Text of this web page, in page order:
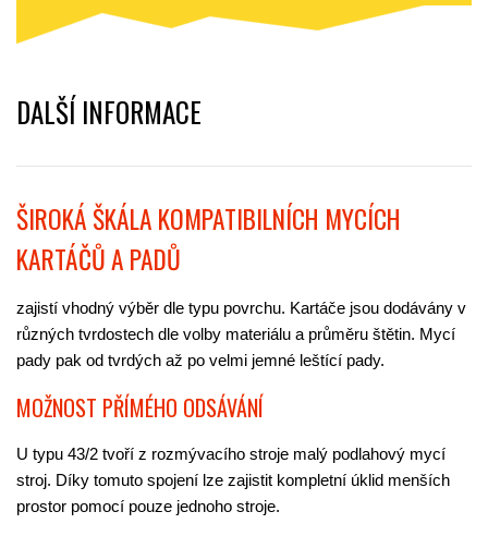
DALŠÍ INFORMACE
ŠIROKÁ ŠKÁLA KOMPATIBILNÍCH MYCÍCH
KARTÁČŮ A PADŮ
zajistí vhodný výběr dle typu povrchu. Kartáče jsou dodávány v
různých tvrdostech dle volby materiálu a průměru štětin. Mycí
pady pak od tvrdých až po velmi jemné leštící pady.
MOŽNOST PŘÍMÉHO ODSÁVÁNÍ
U typu 43/2 tvoří z rozmývacího stroje malý podlahový mycí
stroj. Díky tomuto spojení lze zajistit kompletní úklid menších
prostor pomocí pouze jednoho stroje.